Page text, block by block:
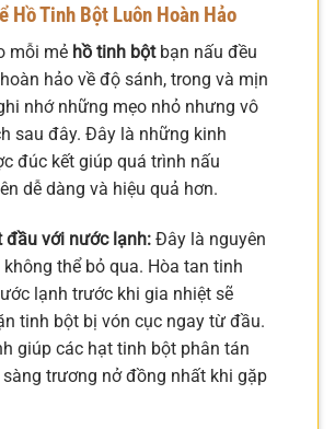
Hồ Tinh Bột Luôn Hoàn Hảo
mỗi mẻ hồ tinh bộtbạn nấu đều
hảo về độ sánh, trong và mịn
nhớ những mẹo nhỏ nhưng vô
sau đây. Đây là những kinh
đúc kết giúp quá trình nấu
dễ dàng và hiệu quả hơn.
đầu với nước lạnh:Đây là nguyên
thể bỏ qua. Hòa tan tinh
lạnh trước khi gia nhiệt sẽ
tinh bột bị vón cục ngay từ đầu.
giúp các hạt tinh bột phân tán
sàng trương nở đồng nhất khi gặp